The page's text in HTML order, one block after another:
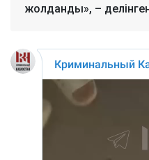
жолданды», –